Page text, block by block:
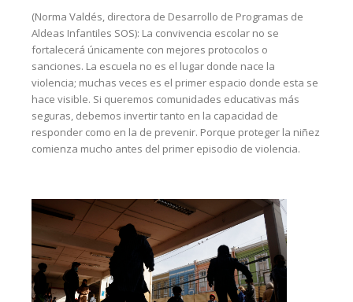
(Norma Valdés, directora de Desarrollo de Programas de
Aldeas Infantiles SOS): La convivencia escolar no se
fortalecerá únicamente con mejores protocolos o
sanciones. La escuela no es el lugar donde nace la
violencia; muchas veces es el primer espacio donde esta se
hace visible. Si queremos comunidades educativas más
seguras, debemos invertir tanto en la capacidad de
responder como en la de prevenir. Porque proteger la niñez
comienza mucho antes del primer episodio de violencia.